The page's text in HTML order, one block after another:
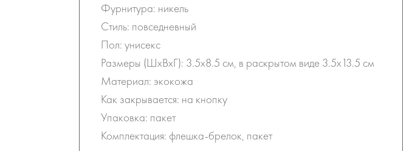
Фурнитура: никель
Стиль: повседневный
Пол: унисекс
Размеры (ШхВхГ): 3.5х8.5 см, в раскрытом виде 3.5х13.5 см
Материал: экокожа
Как закрывается: на кнопку
Упаковка: пакет
Комплектация: флешка-брелок, пакет